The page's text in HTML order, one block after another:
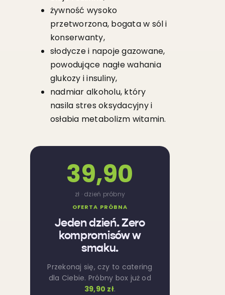
żywność wysoko
przetworzona, bogata w sól i
konserwanty,
słodycze i napoje gazowane,
powodujące nagłe wahania
glukozy i insuliny,
nadmiar alkoholu, który
nasila stres oksydacyjny i
osłabia metabolizm witamin.
OFERTA PRÓBNA
Jeden dzień. Zero
kompromisów w
smaku.
Przekonaj się, czy to catering
dla Ciebie. Próbny box już od
39,90 zł.
39,90
zł · dzień próbny